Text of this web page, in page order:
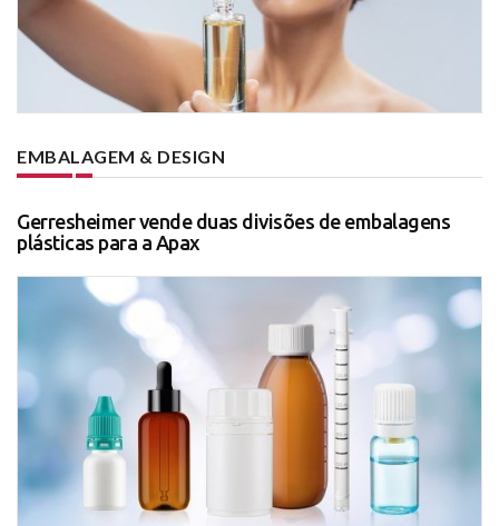
EMBALAGEM & DESIGN
Gerresheimer vende duas divisões de embalagens
plásticas para a Apax